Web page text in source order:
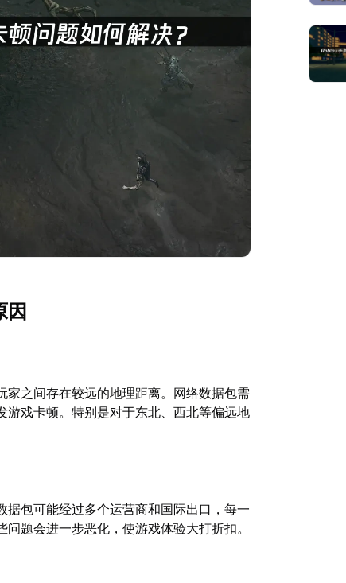
因
之间存在较远的地理距离。网络数据包需
戏卡顿。特别是对于东北、西北等偏远地
包可能经过多个运营商和国际出口，每一
题会进一步恶化，使游戏体验大打折扣。